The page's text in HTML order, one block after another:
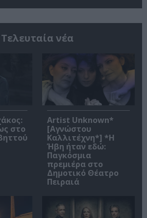
Τελευταία νέα
στο
Artist Unknown*
[Αγνώστου
Καλλιτέχνη*] *Η
Ήβη ήταν εδώ:
Παγκόσμια
πρεμιέρα στο
Δημοτικό Θέατρο
Πειραιά